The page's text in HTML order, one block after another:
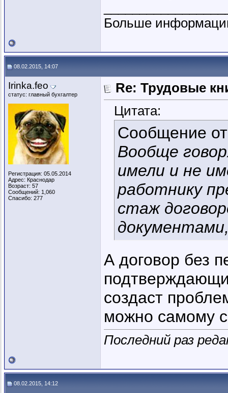
Больше
08.02.2015, 14:07
Irinka.feo
статус: главный бухгалтер
Регистрация: 05.05.2014
Адрес: Краснодар
Возраст: 57
Сообщений: 1,060
Спасибо: 277
Re: Трудовые
Цитата:
Сообщение
Вообще
имели и не
работнику
стаж
А договор без
создаст
можно самому
Последний раз
08.02.2015, 14:12